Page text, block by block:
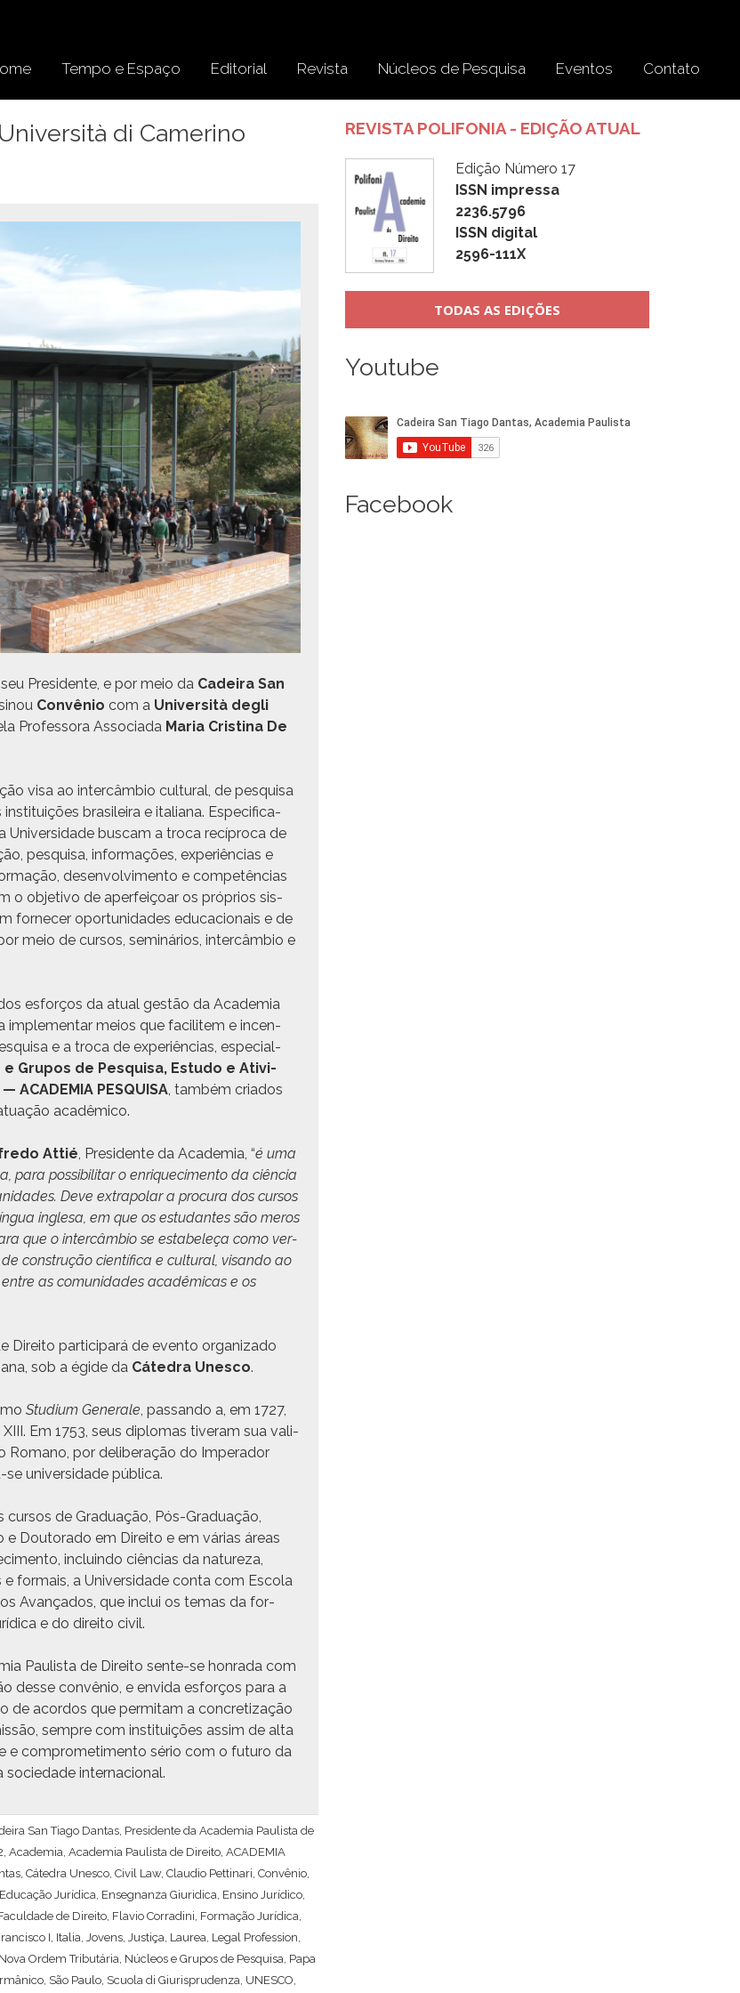
Tempo e Espaço Editorial Revista Núcleos de Pesquisa Eventos Contato
di Camerino
Pres­i­dente, e por meio da Cadeira San
Con­vênio com a Uni­ver­sità degli
Pro­fes­so­ra Asso­ci­a­da Maria Cristi­na De
visa ao inter­câm­bio cul­tur­al, de pesquisa
insti­tu­ições brasileira e ital­iana. Especi­fi­ca­
Uni­ver­si­dade bus­cam a tro­ca recíp­ro­ca de
pesquisa, infor­mações, exper­iên­cias e
desen­volvi­men­to e com­petên­cias
o obje­ti­vo de aper­feiçoar os próprios sis­
fornecer opor­tu­nidades edu­ca­cionais e de
meio de cur­sos, sem­i­nários, inter­câm­bio e
esforços da atu­al gestão da Acad­e­mia
imple­men­tar meios que facilitem e incen­
e a tro­ca de exper­iên­cias, espe­cial­
e Gru­pos de Pesquisa, Estu­do e Ativi­
PESQUISA, tam­bém cri­a­dos
acadêmico.
Attié, Pres­i­dente da Acad­e­mia, “é uma
para pos­si­bil­i­tar o enriquec­i­men­to da ciên­cia
Deve extrap­o­lar a procu­ra dos cur­sos
ingle­sa, em que os estu­dantes são meros
que o inter­câm­bio se esta­beleça como ver­
con­strução cien­tí­fi­ca e cul­tur­al, visan­do ao
as comu­nidades acadêmi­cas e os
Dire­ito par­tic­i­pará de even­to orga­ni­za­do
sob a égide da Cát­e­dra Unesco.
Studi­um Gen­erale, pas­san­do a, em 1727,
Em 1753, seus diplo­mas tiver­am sua val­i­
Romano, por delib­er­ação do Imper­ador
uni­ver­si­dade pública.
cur­sos de Grad­u­ação, Pós-Grad­u­ação,
e Doutora­do em Dire­ito e em várias áreas
incluin­do ciên­cias da natureza,
e for­mais, a Uni­ver­si­dade con­ta com Esco­la
Avança­dos, que inclui os temas da for­
e do dire­ito civil.
Paulista de Dire­ito sente-se hon­ra­da com
desse con­vênio, e envi­da esforços para a
de acor­dos que per­mi­tam a con­cretiza­ção
sem­pre com insti­tu­ições assim de alta
e com­pro­me­ti­men­to sério com o futuro da
sociedade internacional.
San Tiago Dantas, Presidente da Academia Paulista de
, Academia, Academia Paulista de Direito, ACADEMIA
, Cátedra Unesco, Civil Law, Claudio Pettinari, Convênio,
Educação Jurídica, Ensegnanza Giuridica, Ensino Jurídico,
de Direito, Flavio Corradini, Formação Jurídica,
I, Italia, Jovens, Justiça, Laurea, Legal Profession,
Ordem Tributária, Núcleos e Grupos de Pesquisa, Papa
, São Paulo, Scuola di Giurisprudenza, UNESCO,
REVISTA POLIFONIA - EDIÇÃO ATUAL
Edição Número 17
ISSN impressa
2236.5796
ISSN digital
2596-111X
TODAS AS EDIÇÕES
Youtube
Facebook